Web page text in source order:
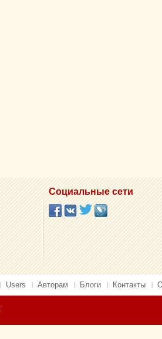
Социальные сети
Users Авторам Блоги Контакты